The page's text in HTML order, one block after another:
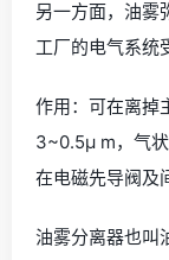
另一方面，油雾
工厂的电气系统
作用：可在离掉
3~0.5μ m，气
在电磁先导阀及
油雾分离器也叫